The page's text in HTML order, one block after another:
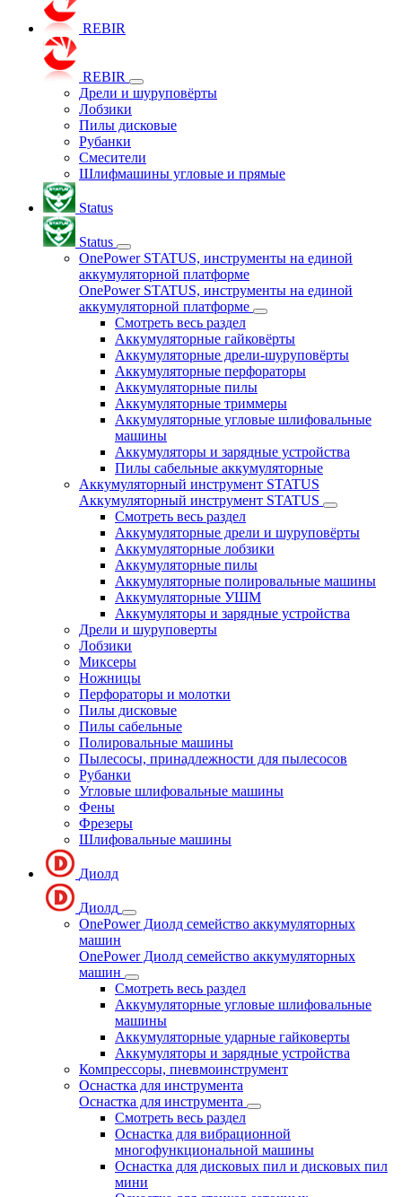
REBIR
REBIR
Дрели и шуруповёрты
Лобзики
Пилы дисковые
Рубанки
Смесители
Шлифмашины угловые и прямые
Status
Status
OnePower STATUS, инструменты на единой
аккумуляторной платформе
OnePower STATUS, инструменты на единой
аккумуляторной платформе
Смотреть весь раздел
Аккумуляторные гайковёрты
Аккумуляторные дрели-шуруповёрты
Аккумуляторные перфораторы
Аккумуляторные пилы
Аккумуляторные триммеры
Аккумуляторные угловые шлифовальные
машины
Аккумуляторы и зарядные устройства
Пилы сабельные аккумуляторные
Аккумуляторный инструмент STATUS
Аккумуляторный инструмент STATUS
Смотреть весь раздел
Аккумуляторные дрели и шуруповёрты
Аккумуляторные лобзики
Аккумуляторные пилы
Аккумуляторные полировальные машины
Аккумуляторные УШМ
Аккумуляторы и зарядные устройства
Дрели и шуруповерты
Лобзики
Миксеры
Ножницы
Перфораторы и молотки
Пилы дисковые
Пилы сабельные
Полировальные машины
Пылесосы, принадлежности для пылесосов
Рубанки
Угловые шлифовальные машины
Фены
Фрезеры
Шлифовальные машины
Диолд
Диолд
OnePower Диолд семейство аккумуляторных
машин
OnePower Диолд семейство аккумуляторных
машин
Смотреть весь раздел
Аккумуляторные угловые шлифовальные
машины
Аккумуляторные ударные гайковерты
Аккумуляторы и зарядные устройства
Компрессоры, пневмоинструмент
Оснастка для инструмента
Оснастка для инструмента
Смотреть весь раздел
Оснастка для вибрационной
многофункциональной машины
Оснастка для дисковых пил и дисковых пил
мини